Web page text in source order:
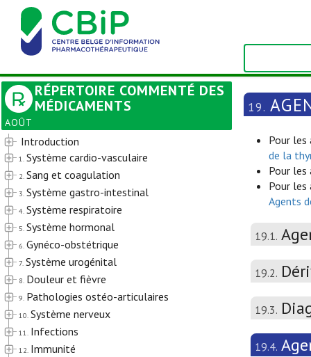
RÉPERTOIRE COMMENTÉ DES
MÉDICAMENTS
AOÛT
Introduction
1. Système cardio-vasculaire
2. Sang et coagulation
3. Système gastro-intestinal
4. Système respiratoire
5. Système hormonal
6. Gynéco-obstétrique
7. Système urogénital
8. Douleur et fièvre
9. Pathologies ostéo-articulaires
10. Système nerveux
11. Infections
12. Immunité
19.
Pour les
de la
Pour
Pour
Agents
19.1.
19.2.
19.3.
19.4.